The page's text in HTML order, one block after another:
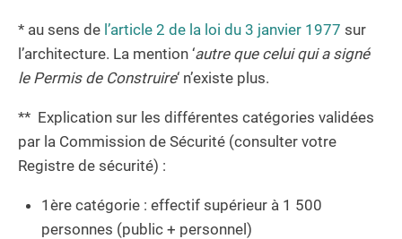
* au sens de l’article 2 de la loi du 3 janvier 1977 sur
l’architecture. La mention ‘autre que celui qui a signé
le Permis de Construire‘ n’existe plus.
** Explication sur les différentes catégories validées
par la Commission de Sécurité (consulter votre
Registre de sécurité) :
1ère catégorie : effectif supérieur à 1 500
personnes (public + personnel)